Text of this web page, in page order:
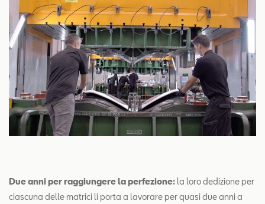
Due anni per raggiungere la perfezione: la loro dedizione per
ciascuna delle matrici li porta a lavorare per quasi due anni a